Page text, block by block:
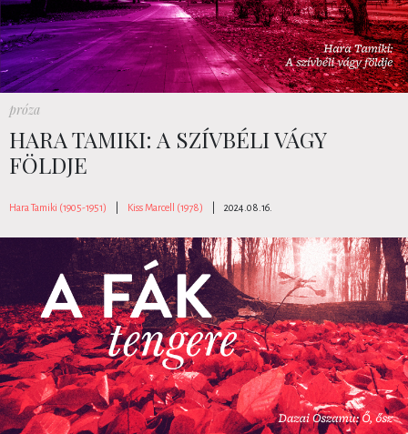
próza
HARA TAMIKI: A SZÍVBÉLI VÁGY
FÖLDJE
Hara Tamiki (1905-1951) Kiss Marcell (1978) 2024.08.16.